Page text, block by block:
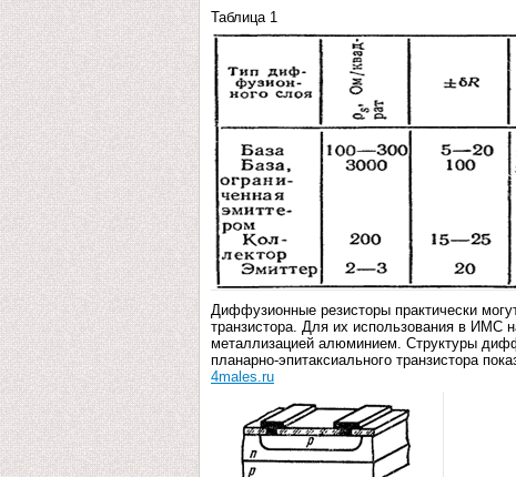
Таблица 1
Диффузионные резисторы практически
транзистора. Для их использования в ИМС
металлизацией алюминием. Структуры
планарно-эпитаксиального транзистора
4males.ru